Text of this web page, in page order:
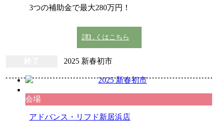
3つの補助金で最大280万円！
詳しくはこちら
2025 新春初市
会場
アドバンス・リフド新居浜店